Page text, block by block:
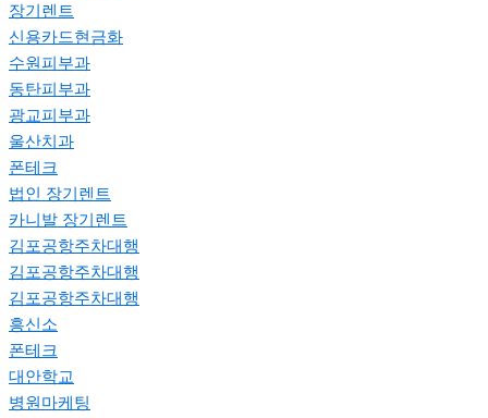
장기렌트
신용카드현금화
수원피부과
동탄피부과
광교피부과
울산치과
폰테크
법인 장기렌트
카니발 장기렌트
김포공항주차대행
김포공항주차대행
김포공항주차대행
흥신소
폰테크
대안학교
병원마케팅